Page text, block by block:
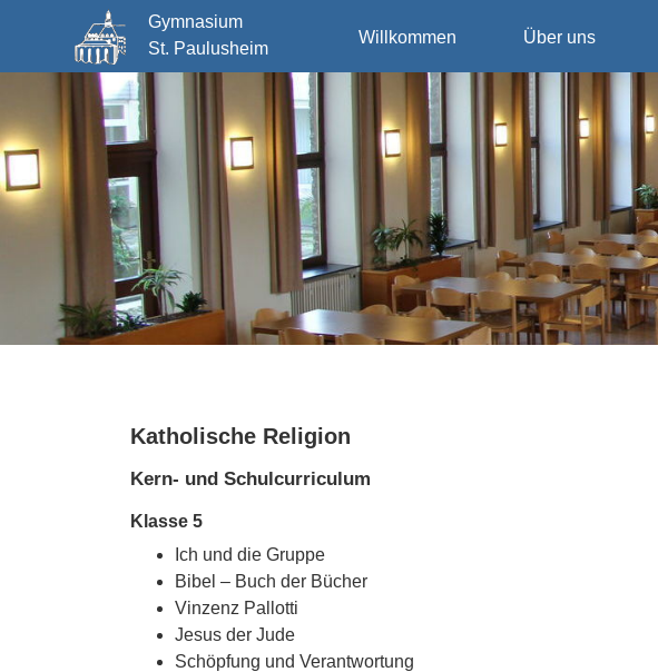
Willkommen Über uns
Gymnasium
St. Paulusheim
Katholische Religion
Kern- und Schulcurriculum
Klasse 5
Ich und die Gruppe
Bibel – Buch der Bücher
Vinzenz Pallotti
Jesus der Jude
Schöpfung und Verantwortung